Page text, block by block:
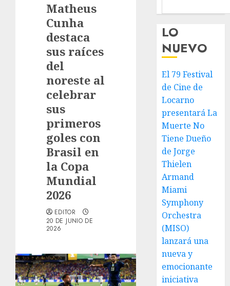
Matheus
Cunha
destaca
sus raíces
del
noreste al
celebrar
sus
primeros
goles con
Brasil en
la Copa
Mundial
2026
EDITOR
20 DE JUNIO DE
2026
LO
NUEVO
El 79 Festival
de Cine de
Locarno
presentará La
Muerte No
Tiene Dueño
de Jorge
Thielen
Armand
Miami
Symphony
Orchestra
(MISO)
lanzará una
nueva y
emocionante
iniciativa